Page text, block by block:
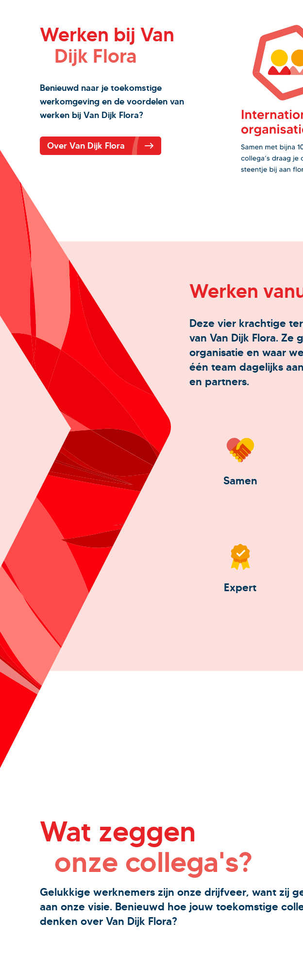
Werken bij Van
Dijk Flora
Benieuwd naar je toekomstige
werkomgeving en de voordelen van
werken bij Van Dijk Flora?
Over Van Dijk Flora
Werken
Deze vier krachtige
van Van Dijk Flora. Ze
organisatie en waar
één team dagelijks
en partners.
Samen
Expert
Wat zeggen
onze collega's?
Gelukkige werknemers zijn onze drijfveer, want zij
aan onze visie. Benieuwd hoe jouw toekomstige
denken over Van Dijk Flora?